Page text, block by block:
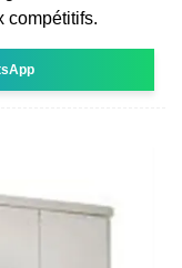
compétitifs.